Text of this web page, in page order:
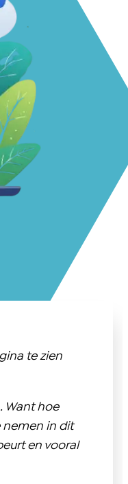
te zien
Want hoe
nemen in dit
en vooral